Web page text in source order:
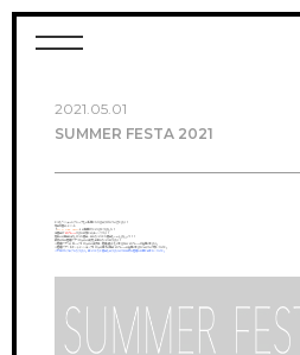
SUMMER FESTA 2021
2021.05.01
いつもリジェールグループをご利用いただきありがとうございます！
毎年恒例のイベント
「SUMMER FESTA」の時期がやってまいりました！
全商品が
１０％OFFでまとめ買いのチャンスです！
是非この機会に欲しかった商品・気になっていた商品をGETしましょう！！
顧客の方は店舗アプリからのご注文も可能となっております！
※店舗アプリの【トーク】からのご注文後、店舗支払いをされる方は１０％OFFが適用されます。
※店舗アプリ【オンラインショップ】からの購入の場合１０％OFFは適用されませんのでご了承ください。
※下記がカタログになります。載っていない商品もありますのでお気軽に店舗にお問い合わせください。